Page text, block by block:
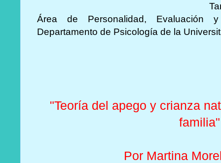
Área de Personalidad, Evaluación
Departamento de Psicología de la
"Teoría del apego y crianza
familia"
Por Martina